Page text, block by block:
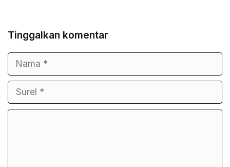
Tinggalkan komentar
Nama
Surel
Komentar